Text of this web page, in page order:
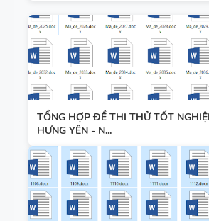
TỔNG HỢP ĐỀ THI THỬ TỐT
HƯNG YÊN - N...